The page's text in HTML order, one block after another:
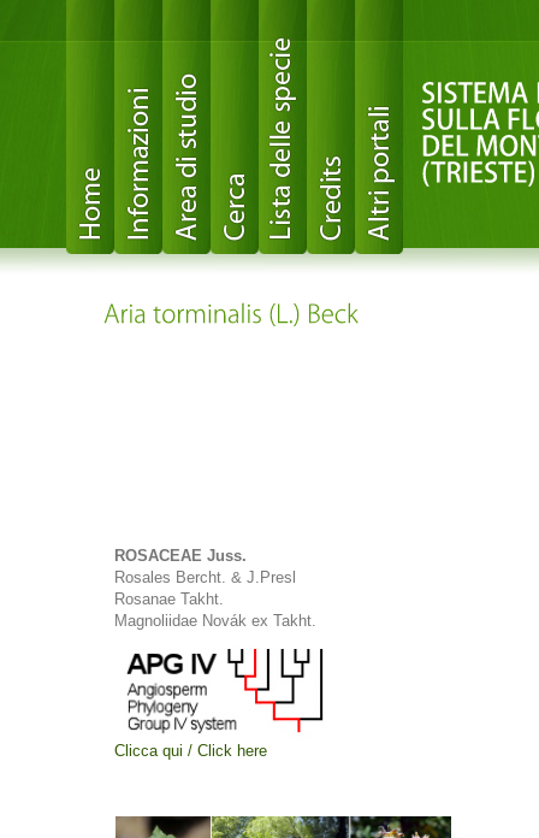
ROSACEAE Juss.
Rosales Bercht. & J.Presl
Rosanae Takht.
Magnoliidae Novák ex Takht.
Clicca qui / Click here